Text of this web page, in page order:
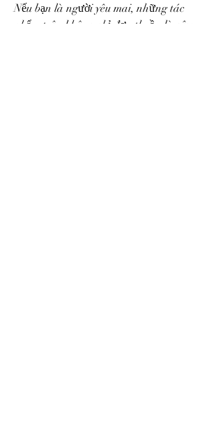
Nếu bạn là người yêu mai, những tác
phẩm trên không chỉ đơn thuần là cây